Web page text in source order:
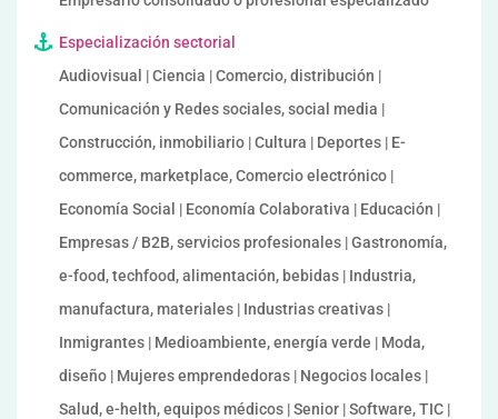
Especialización sectorial
Audiovisual | Ciencia | Comercio, distribución |
Comunicación y Redes sociales, social media |
Construcción, inmobiliario | Cultura | Deportes | E-
commerce, marketplace, Comercio electrónico |
Economía Social | Economía Colaborativa | Educación |
Empresas / B2B, servicios profesionales | Gastronomía,
e-food, techfood, alimentación, bebidas | Industria,
manufactura, materiales | Industrias creativas |
Inmigrantes | Medioambiente, energía verde | Moda,
diseño | Mujeres emprendedoras | Negocios locales |
Salud, e-helth, equipos médicos | Senior | Software, TIC |